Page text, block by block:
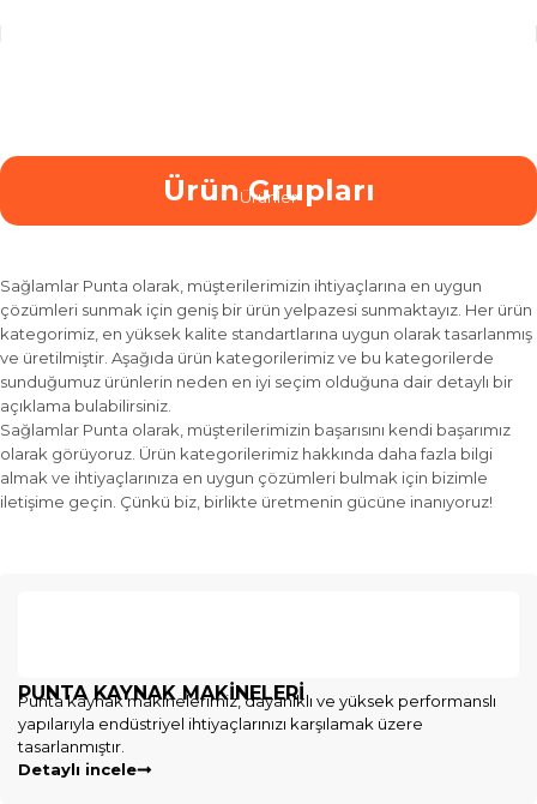
Ürün Grupları
Ürünler
Sağlamlar Punta olarak, müşterilerimizin ihtiyaçlarına en uygun
çözümleri sunmak için geniş bir ürün yelpazesi sunmaktayız. Her ürün
kategorimiz, en yüksek kalite standartlarına uygun olarak tasarlanmış
ve üretilmiştir. Aşağıda ürün kategorilerimiz ve bu kategorilerde
sunduğumuz ürünlerin neden en iyi seçim olduğuna dair detaylı bir
açıklama bulabilirsiniz.
Sağlamlar Punta olarak, müşterilerimizin başarısını kendi başarımız
olarak görüyoruz. Ürün kategorilerimiz hakkında daha fazla bilgi
almak ve ihtiyaçlarınıza en uygun çözümleri bulmak için bizimle
iletişime geçin. Çünkü biz, birlikte üretmenin gücüne inanıyoruz!
PUNTA KAYNAK MAKINELERI
Punta kaynak makinelerimiz, dayanıklı ve yüksek performanslı
yapılarıyla endüstriyel ihtiyaçlarınızı karşılamak üzere
tasarlanmıştır.
Detaylı incele